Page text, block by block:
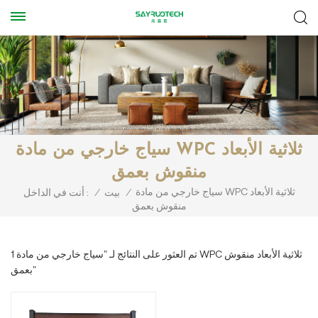
سياج خارجي من مادة WPC ثلاثية الأبعاد
منقوش بعمق
أنت في الداخل : / بيت / سياج خارجي من مادة WPC ثلاثية الأبعاد
منقوش بعمق
1 تم العثور على النتائج لـ "سياج خارجي من مادة WPC ثلاثية الأبعاد منقوش
بعمق"